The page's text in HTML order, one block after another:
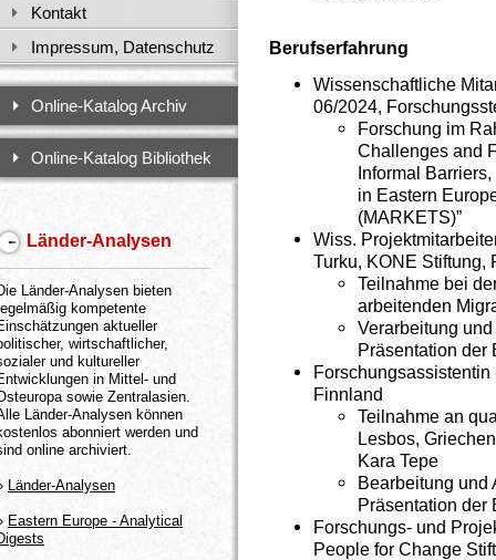
Berufserfahrung
Wissenschaftliche
06/2024,
Forschung im
Challenges and
Informal
in Eastern
(MARKETS)”
Wiss.
Turku, KONE Stiftung,
Teilnahme bei
arbeitenden
Verarbeitung
Präsentation der
Finnland
Teilnahme an
Lesbos,
Kara Tepe
Bearbeitung und
Präsentation der
Forschungs- und
People for Change
Kontakt
Impressum, Datenschutz
Online-Katalog Archiv
Online-Katalog Bibliothek
Länder-Analysen
Länder-Analysen bieten
kompetente
aktueller
wirtschaftlicher,
und kultureller
in Mittel- und
sowie Zentralasien.
Länder-Analysen können
abonniert werden und
online archiviert.
Länder-Analysen
Eastern Europe - Analytical